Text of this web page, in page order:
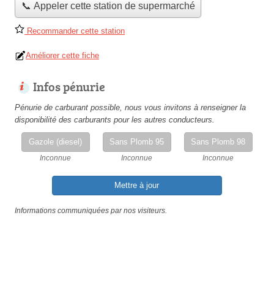
📞 Appeler cette station de supermarché
Recommander cette station
Améliorer cette fiche
Infos pénurie
Pénurie de carburant possible, nous vous invitons à renseigner la
disponibilité des carburants pour les autres conducteurs.
Gazole (diesel)
Inconnue
Sans Plomb 95
Inconnue
Sans Plomb 98
Inconnue
Mettre à jour
Informations communiquées par nos visiteurs.